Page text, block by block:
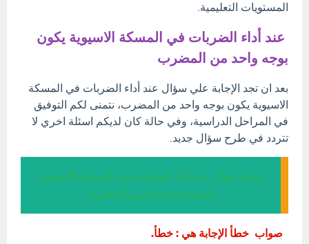
المستويات التعليمية.
عند أداء الضربات في المسكة الاسيوية يكون
بوجه واحد من المضرب
بعد ان تجد الإجابة علي سؤال عند أداء الضربات في المسكة
الاسيوية يكون بوجه واحد من المضرب، نتمنى لكم التوفيق
في المراحل الدراسية، وفي حالة كان لديكم اسئلة اخري لا
تتردد في طرح سؤال جديد.
إجابة سؤال عند أداء الضربات في المسكة الاسيوية
يكون بوجه واحد من المضرب
صواب خطأ الإجابة هي : خطأ.